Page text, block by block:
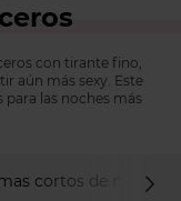
con tirante fino,
aún más sexy. Este
para las noches más
cortos de mujer